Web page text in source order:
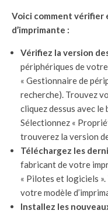
Voici comment vérifier
d’imprimante :
Vérifiez la version
périphériques de
« Gestionnaire de
recherche). Trouvez
cliquez dessus avec
Sélectionnez «
trouverez la version
Téléchargez les
fabricant de votre
« Pilotes et logiciels
votre modèle
Installez les